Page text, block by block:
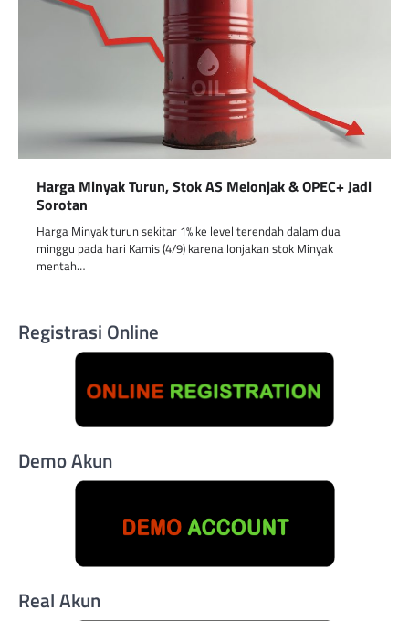
Harga Minyak Turun, Stok AS Melonjak & OPEC+ Jadi
Sorotan
Harga Minyak turun sekitar 1% ke level terendah dalam dua
minggu pada hari Kamis (4/9) karena lonjakan stok Minyak
mentah…
Registrasi Online
Demo Akun
Real Akun